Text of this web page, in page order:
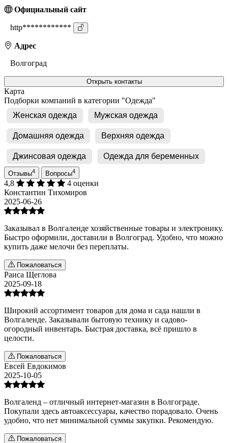
Официальный сайт
http************
Адрес
Волгоград
Открыть контакты
Карта
Подборки компаний в категории "Одежда"
Женская одежда
Мужская одежда
Домашняя одежда Верхняя одежда
Джинсовая одежда Одежда для беременных
Отзывы4 Вопросы4
4,8
4 оценки
Константин Тихомиров
2025-06-26
Заказывал в Волгаленде хозяйственные товары и электронику.
Быстро оформили, доставили в Волгоград. Удобно, что можно
купить даже мелочи без переплаты.
Пожаловаться
Раиса Щеглова
2025-09-18
Широкий ассортимент товаров для дома и сада нашли в
Волгаленде. Заказывали бытовую технику и садово-
огородный инвентарь. Быстрая доставка, всё пришло в
целости.
Пожаловаться
Евсей Евдокимов
2025-10-05
Волгаленд – отличный интернет-магазин в Волгограде.
Покупали здесь автоаксессуары, качество порадовало. Очень
удобно, что нет минимальной суммы закупки. Рекомендую.
Пожаловаться